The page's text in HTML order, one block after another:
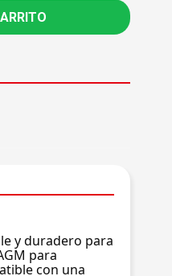
y duradero para
para
con una